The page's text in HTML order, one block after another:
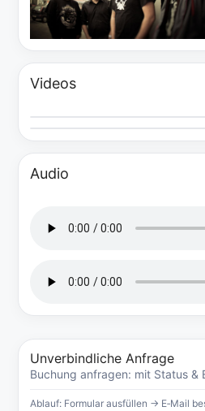
Videos
Audio
Unverbindliche Anfrage
Buchung anfragen: mit Status &
Ablauf: Formular ausfüllen → E‑Mail